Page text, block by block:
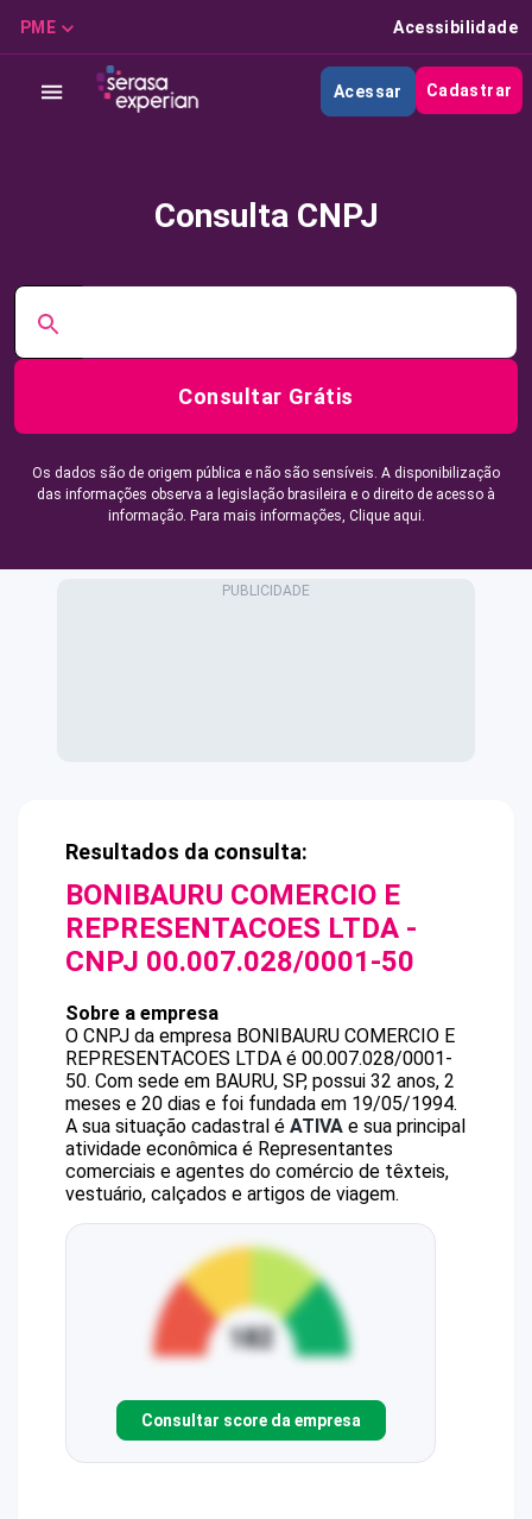
PME Acessibilidade
Acessar Cadastrar
Consulta CNPJ
Consultar Grátis
Os dados são de origem pública e não são sensíveis. A disponibilização
das informações observa a legislação brasileira e o direito de acesso à
informação. Para mais informações, Clique aqui.
Resultados da consulta:
BONIBAURU COMERCIO E
REPRESENTACOES LTDA -
CNPJ 00.007.028/0001-50
Sobre a empresa
O CNPJ da empresa BONIBAURU COMERCIO E
REPRESENTACOES LTDA é 00.007.028/0001-
50. Com sede em BAURU, SP, possui 32 anos, 2
meses e 20 dias e foi fundada em 19/05/1994.
A sua situação cadastral é ATIVA e sua principal
atividade econômica é Representantes
comerciais e agentes do comércio de têxteis,
vestuário, calçados e artigos de viagem.
Consultar score da empresa